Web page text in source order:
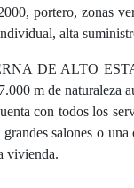
portero, zonas
alta
DE ALTO
m de
con todos los
salones o
vivienda.